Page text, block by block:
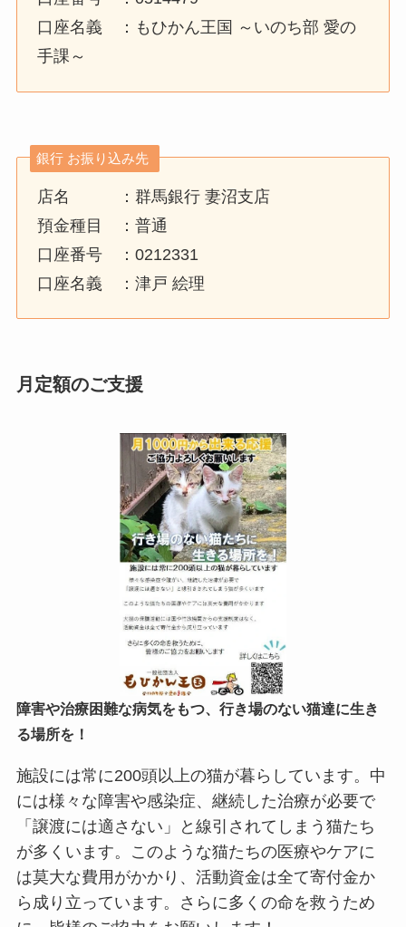
口座名義 ：もひかん王国 ～いのち部 愛の
手課～
銀行 お振り込み先
店名 ：群馬銀行 妻沼支店
預金種目 ：普通
口座番号 ：0212331
口座名義 ：津戸 絵理
月定額のご支援
障害や治療困難な病気をもつ、行き場のない猫達に生き
る場所を！
施設には常に200頭以上の猫が暮らしています。中
には様々な障害や感染症、継続した治療が必要で
「譲渡には適さない」と線引されてしまう猫たち
が多くいます。このような猫たちの医療やケアに
は莫大な費用がかかり、活動資金は全て寄付金か
ら成り立っています。さらに多くの命を救うため